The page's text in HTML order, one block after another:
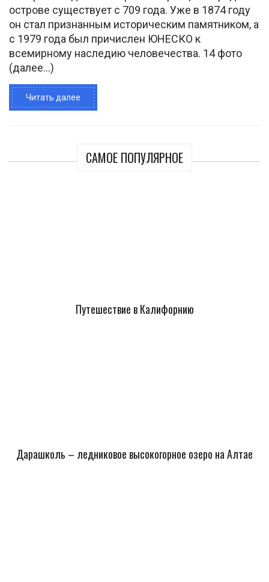
острове существует с 709 года. Уже в 1874 году
он стал признанным историческим памятником, а
с 1979 года был причислен ЮНЕСКО к
всемирному наследию человечества. 14 фото
(далее…)
Читать далее
САМОЕ ПОПУЛЯРНОЕ
Путешествие в Калифорнию
Дарашколь – ледниковое высокогорное озеро на Алтае